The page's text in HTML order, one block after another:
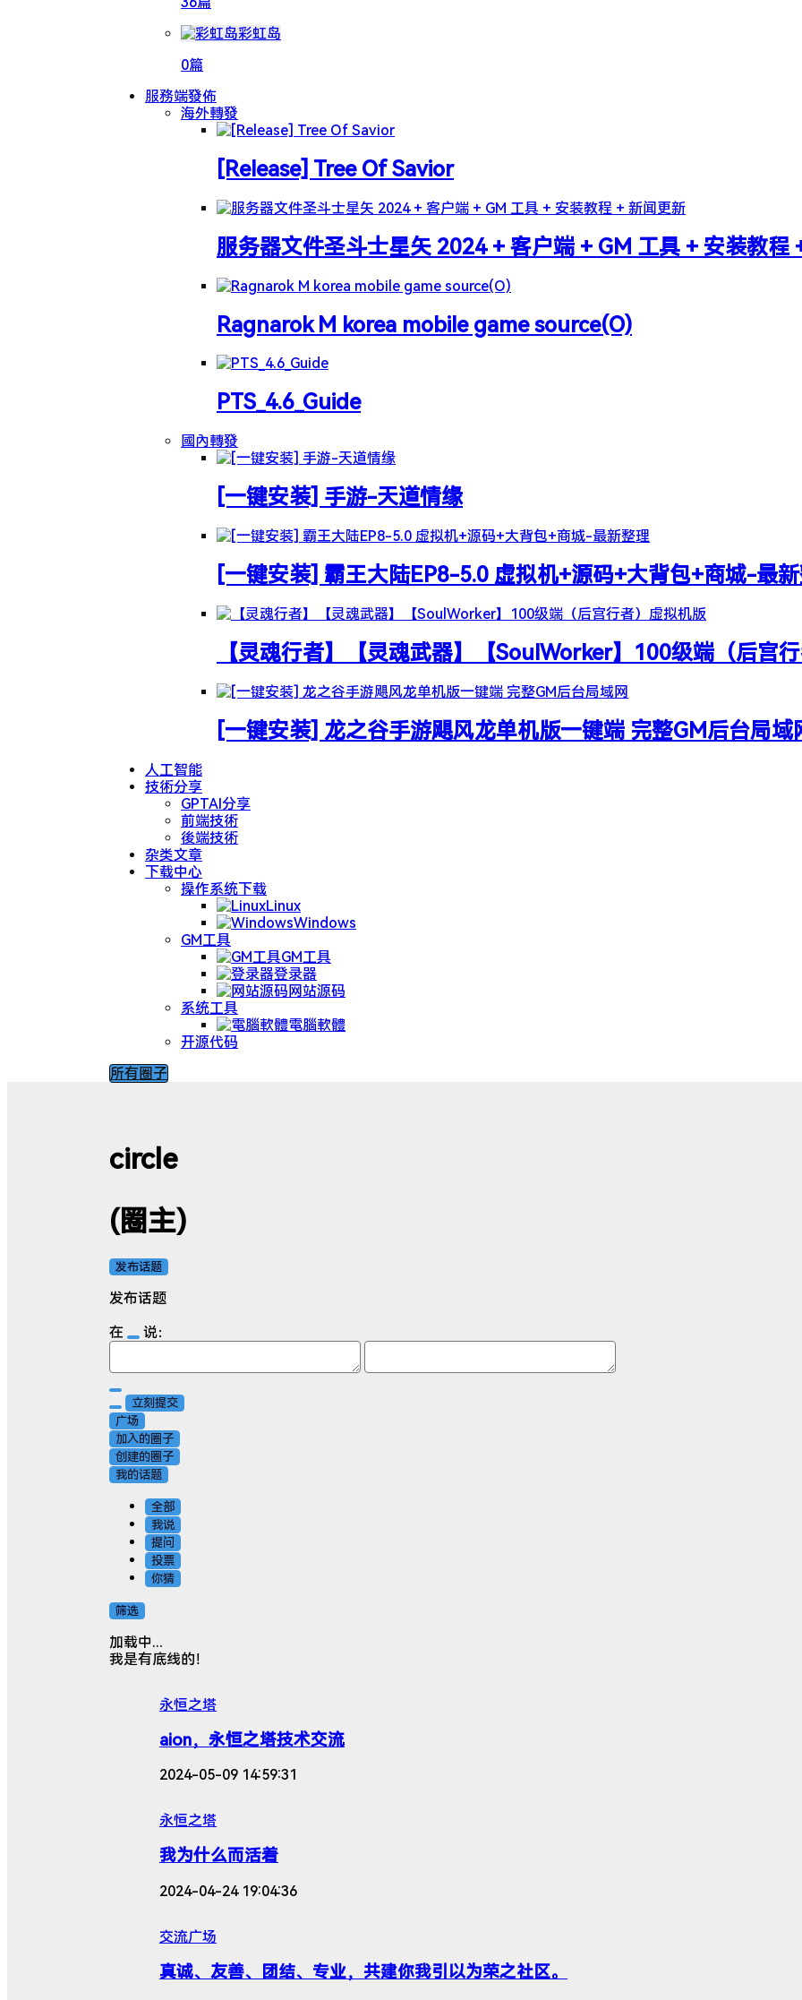
彩虹岛
0篇
服務端發佈
海外轉發
[Release] Tree Of Savior
服务器文件圣斗士星矢 2024 + 客户端 + GM 工具 + 安装教程
Ragnarok M korea mobile game source(O)
PTS_4.6_Guide
國內轉發
[一键安装] 手游-天道情缘
[一键安装] 霸王大陆EP8-5.0 虚拟机+源码+大背包+商城-最
【灵魂行者】【灵魂武器】【SoulWorker】100级端（后宫
[一键安装] 龙之谷手游飓风龙单机版一键端 完整GM后台局域
人工智能
技術分享
GPTAI分享
前端技術
後端技術
杂类文章
下载中心
操作系统下载
Linux
Windows
GM工具
GM工具
登录器
网站源码
系统工具
電腦軟體
开源代码
所有圈子
circle
(圈主)
发布话题
发布话题
在
说：
立刻提交
广场
加入的圈子
创建的圈子
我的话题
全部
我说
提问
投票
你猜
筛选
加载中...
我是有底线的！
永恒之塔
aion，永恒之塔技术交流
2024-05-09 14:59:31
永恒之塔
我为什么而活着
2024-04-24 19:04:36
交流广场
真诚、友善、团结、专业，共建你我引以为荣之社区。